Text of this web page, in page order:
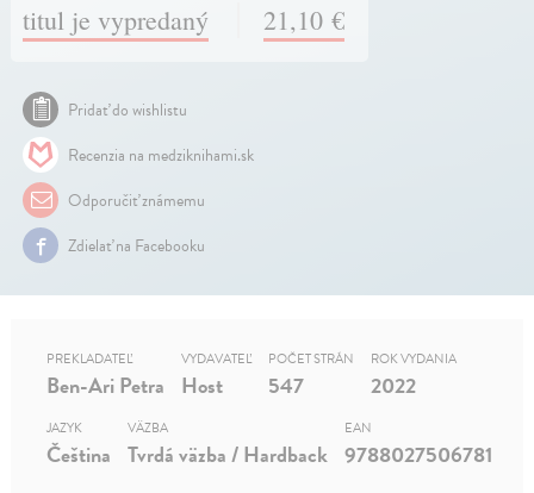
titul je vypredaný 21,10 €
Pridať do wishlistu
Recenzia na medziknihami.sk
Odporučiť známemu
Zdielať na Facebooku
PREKLADATEĽ
Ben-Ari Petra
VYDAVATEĽ
Host
POČET STRÁN
547
ROK VYDANIA
2022
JAZYK
Čeština
VÄZBA
Tvrdá väzba / Hardback
EAN
9788027506781